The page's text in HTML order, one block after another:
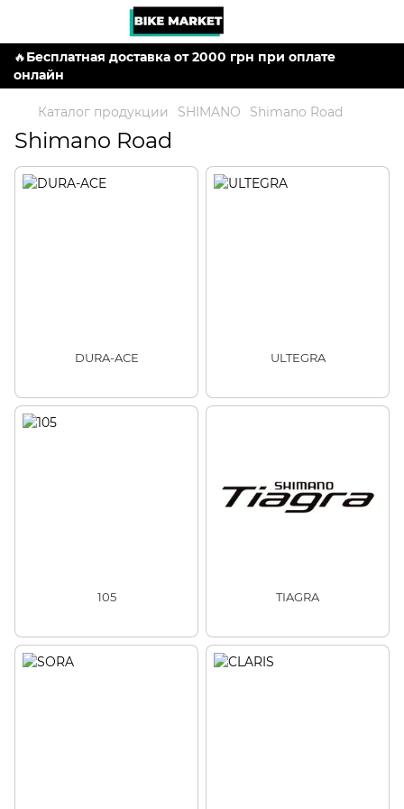
🔥Бесплатная доставка от 2000 грн при оплате
онлайн
Каталог продукции SHIMANO Shimano Road
Shimano Road
DURA-ACE ULTEGRA
105 TIAGRA